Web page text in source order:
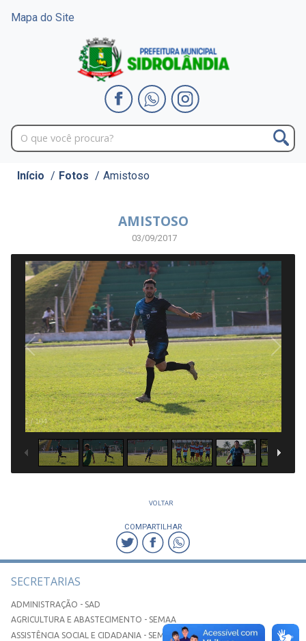
Mapa do Site
Início / Fotos / Amistoso
AMISTOSO
03/09/2017
1/104
VOLTAR
COMPARTILHAR
SECRETARIAS
ADMINISTRAÇÃO - SAD
AGRICULTURA E ABASTECIMENTO - SEMAA
ASSISTÊNCIA SOCIAL E CIDADANIA - SEMASC